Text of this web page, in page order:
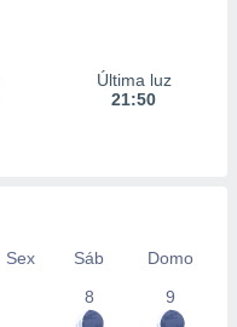
Última luz
21:50
Sex Sáb
Domo
8
9